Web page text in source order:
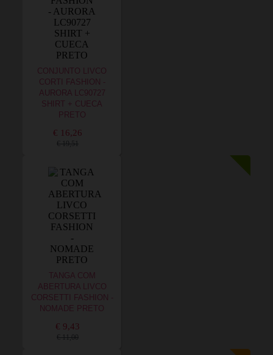
CONJUNTO LIVCO
CORTI FASHION -
AURORA LC90727
SHIRT + CUECA
PRETO
€ 16,26
€ 19,51
TANGA COM
ABERTURA LIVCO
CORSETTI FASHION -
NOMADE PRETO
€ 9,43
€ 11,00